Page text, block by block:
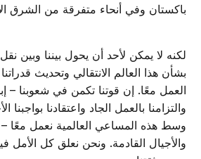
باكستان وفي أنحاء متفرقة من الشرق
لكنه لا يمكن لأحد أن يحول بيننا وبين
بشأن هذا العالم الانتقالي وتحديث
العمل معًا. إن قوتنا تكمن في شعوبنا –
والتزامنا بالعمل الجاد واعتقادنا بواجبنا
وسط هذه المساعي العالمية نعمل معًا
والأجيال القادمة. ونحن نعلق كل الأمل